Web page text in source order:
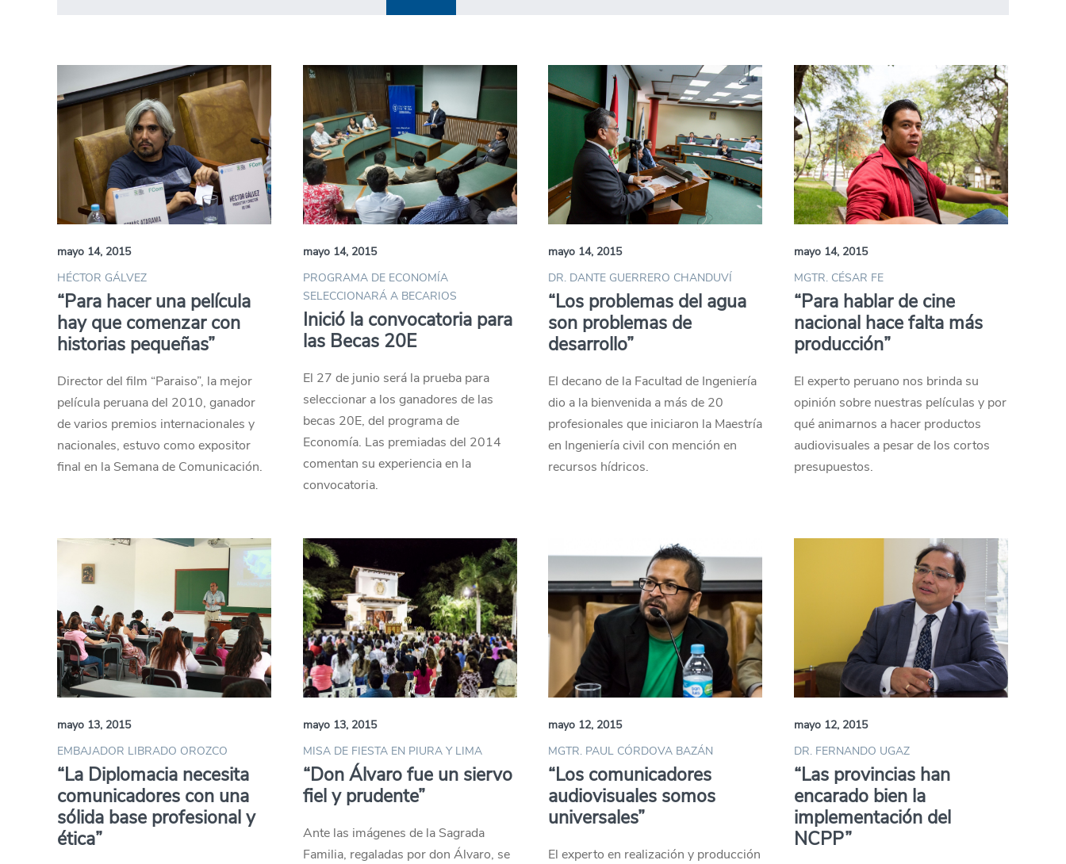
mayo 14, 2015
HÉCTOR GÁLVEZ
“Para hacer una película
hay que comenzar con
historias pequeñas”
Director del film “Paraiso”, la mejor
película peruana del 2010, ganador
de varios premios internacionales y
nacionales, estuvo como expositor
final en la Semana de Comunicación.
mayo 14, 2015
PROGRAMA DE ECONOMÍA
SELECCIONARÁ A BECARIOS
Inició la convocatoria para
las Becas 20E
El 27 de junio será la prueba para
seleccionar a los ganadores de las
becas 20E, del programa de
Economía. Las premiadas del 2014
comentan su experiencia en la
convocatoria.
mayo 14, 2015
DR. DANTE GUERRERO CHANDUVÍ
“Los problemas del agua
son problemas de
desarrollo”
El decano de la Facultad de Ingeniería
dio a la bienvenida a más de 20
profesionales que iniciaron la Maestría
en Ingeniería civil con mención en
recursos hídricos.
mayo 14, 2015
MGTR. CÉSAR FE
“Para hablar de cine
nacional hace falta más
producción”
El experto peruano nos brinda su
opinión sobre nuestras películas y por
qué animarnos a hacer productos
audiovisuales a pesar de los cortos
presupuestos.
mayo 13, 2015
EMBAJADOR LIBRADO OROZCO
“La Diplomacia necesita
comunicadores con una
sólida base profesional y
ética”
mayo 13, 2015
MISA DE FIESTA EN PIURA Y LIMA
“Don Álvaro fue un siervo
fiel y prudente”
Ante las imágenes de la Sagrada
Familia, regaladas por don Álvaro, se
mayo 12, 2015
MGTR. PAUL CÓRDOVA BAZÁN
“Los comunicadores
audiovisuales somos
universales”
El experto en realización y producción
mayo 12, 2015
DR. FERNANDO UGAZ
“Las provincias han
encarado bien la
implementación del
NCPP”